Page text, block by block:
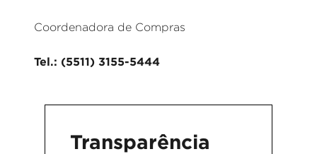
Coordenadora de Compras
Tel.: (5511) 3155-5444
Transparência